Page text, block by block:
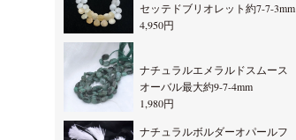
セッテドブリオレット約7-7-3mm
4,950円
ナチュラルエメラルドスムース
オーバル最大約9-7-4mm
1,980円
ナチュラルボルダーオパールフ